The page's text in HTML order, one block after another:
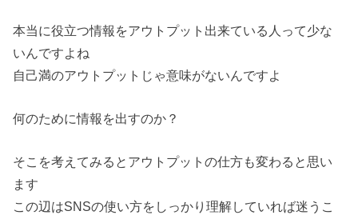
本当に役立つ情報をアウトプット出来ている人って少な
いんですよね
自己満のアウトプットじゃ意味がないんですよ
何のために情報を出すのか？
そこを考えてみるとアウトプットの仕方も変わると思い
ます
この辺はSNSの使い方をしっかり理解していれば迷うこ